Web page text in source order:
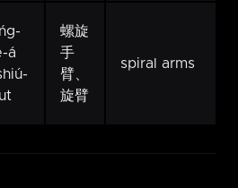
á
螺旋
手
臂、
旋臂
spiral arms